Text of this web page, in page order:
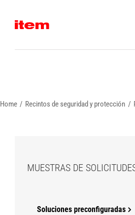
content
Home Recintos de seguridad y protección
MUESTRAS DE
Soluciones preconfiguradas